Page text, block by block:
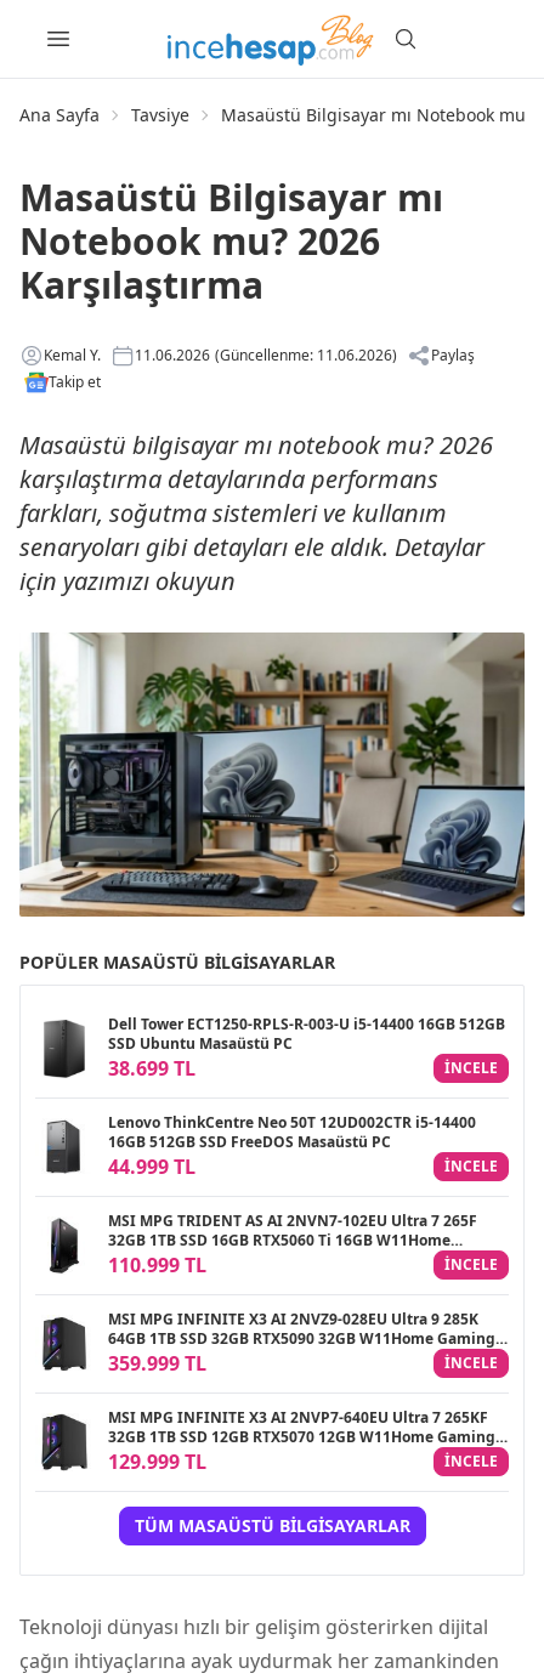
Ana Sayfa Tavsiye Masaüstü Bilgisayar mı Notebook mu?
Masaüstü Bilgisayar mı
Notebook mu? 2026
Karşılaştırma
Kemal Y. 11.06.2026 (Güncellenme: 11.06.2026)
Paylaş
Takip et
Masaüstü bilgisayar mı notebook mu? 2026
karşılaştırma detaylarında performans
farkları, soğutma sistemleri ve kullanım
senaryoları gibi detayları ele aldık. Detaylar
için yazımızı okuyun
POPÜLER MASAÜSTÜ BILGISAYARLAR
Dell Tower ECT1250-RPLS-R-003-U i5-14400 16GB 512GB
SSD Ubuntu Masaüstü PC
38.699 TL INCELE
Lenovo ThinkCentre Neo 50T 12UD002CTR i5-14400
16GB 512GB SSD FreeDOS Masaüstü PC
44.999 TL INCELE
MSI MPG TRIDENT AS AI 2NVN7-102EU Ultra 7 265F
32GB 1TB SSD 16GB RTX5060 Ti 16GB W11Home
Gaming Masaüstü PC
110.999 TL INCELE
MSI MPG INFINITE X3 AI 2NVZ9-028EU Ultra 9 285K
64GB 1TB SSD 32GB RTX5090 32GB W11Home Gaming
Masaüstü PC
359.999 TL INCELE
MSI MPG INFINITE X3 AI 2NVP7-640EU Ultra 7 265KF
32GB 1TB SSD 12GB RTX5070 12GB W11Home Gaming
Masaüstü PC
129.999 TL INCELE
TÜM MASAÜSTÜ BILGISAYARLAR
Teknoloji dünyası hızlı bir gelişim gösterirken dijital
çağın ihtiyaçlarına ayak uydurmak her zamankinden